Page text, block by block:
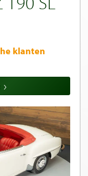
klanten